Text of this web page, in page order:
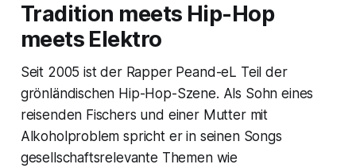
Tradition meets Hip-Hop
meets Elektro
Seit 2005 ist der Rapper Peand-eL Teil der
grönländischen Hip-Hop-Szene. Als Sohn eines
reisenden Fischers und einer Mutter mit
Alkoholproblem spricht er in seinen Songs
gesellschaftsrelevante Themen wie